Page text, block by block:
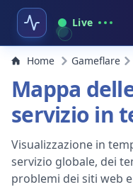
Live
Home Gameflare
Mappa
servizio in
Visualizzazione in
servizio globale, dei
problemi dei siti web